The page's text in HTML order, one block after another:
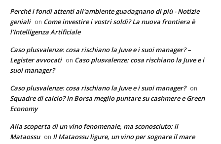
Perché i fondi attenti all'ambiente guadagnano di più - Notizie
geniali on Come investire i vostri soldi? La nuova frontiera è
l’Intelligenza Artificiale
Caso plusvalenze: cosa rischiano la Juve e i suoi manager? –
Legister avvocati on Caso plusvalenze: cosa rischiano la Juve e i
suoi manager?
Caso plusvalenze: cosa rischiano la Juve e i suoi manager? on
Squadre di calcio? In Borsa meglio puntare su cashmere e Green
Economy
Alla scoperta di un vino fenomenale, ma sconosciuto: il
Mataossu on Il Mataossu ligure, un vino per sognare il mare